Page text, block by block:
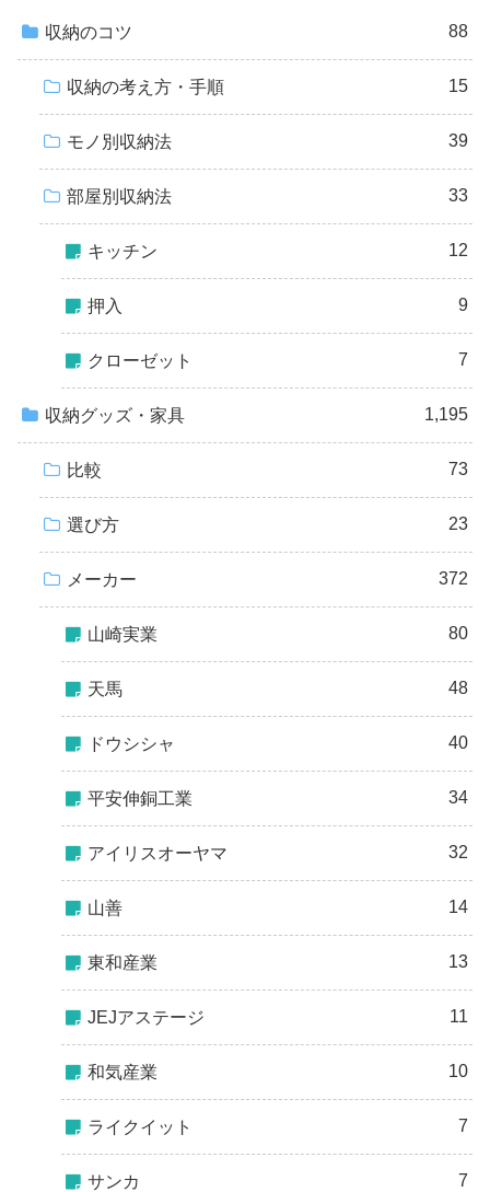
収納のコツ 88
収納の考え方・手順 15
モノ別収納法 39
部屋別収納法 33
キッチン 12
押入 9
クローゼット 7
収納グッズ・家具 1,195
比較 73
選び方 23
メーカー 372
山崎実業 80
天馬 48
ドウシシャ 40
平安伸銅工業 34
アイリスオーヤマ 32
山善 14
東和産業 13
JEJアステージ 11
和気産業 10
ライクイット 7
サンカ 7